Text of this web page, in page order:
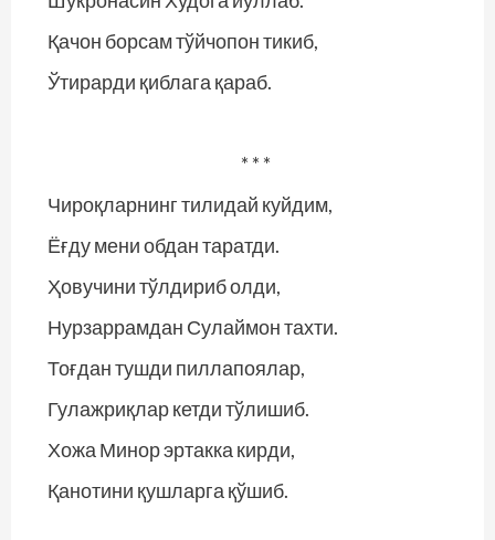
Қачон борсам тўйчопон тикиб,
Ўтирарди қиблага қараб.
* * *
Чироқларнинг тилидай куйдим,
Ёғду мени обдан таратди.
Ҳовучини тўлдириб олди,
Нурзаррамдан Сулаймон тахти.
Тоғдан тушди пиллапоялар,
Гулажриқлар кетди тўлишиб.
Хожа Минор эртакка кирди,
Қанотини қушларга қўшиб.